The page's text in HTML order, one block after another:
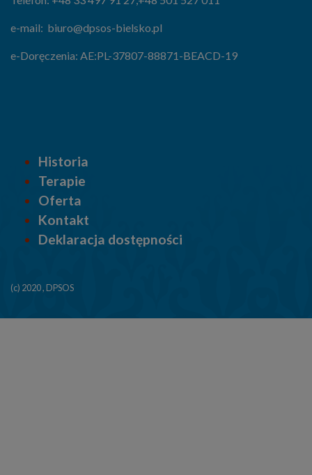
e-mail: biuro@dpsos-bielsko.pl
e-Doręczenia: AE:PL-37807-88871-BEACD-19
Historia
Terapie
Oferta
Kontakt
Deklaracja dostępności
(c) 2020 , DPSOS